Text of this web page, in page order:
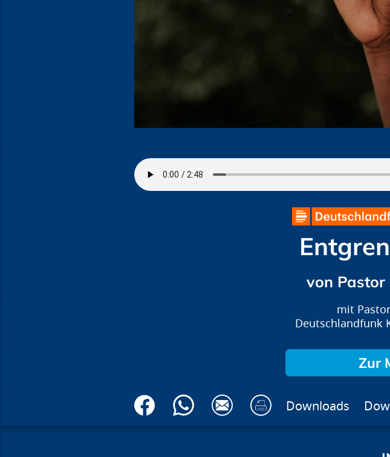
von Pastor
Deutschlandfunk
Zur
Downloads